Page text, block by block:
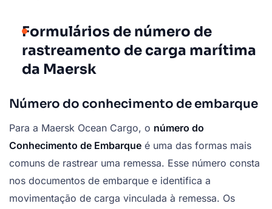
Formulários de número de
rastreamento de carga marítima
da Maersk
Número do conhecimento de embarque
Para a Maersk Ocean Cargo, o número do
Conhecimento de Embarque é uma das formas mais
comuns de rastrear uma remessa. Esse número consta
nos documentos de embarque e identifica a
movimentação de carga vinculada à remessa. Os